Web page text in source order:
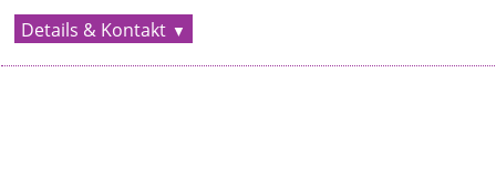
Details & Kontakt